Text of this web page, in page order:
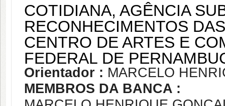
COTIDIANA, AGÊNCIA
RECONHECIMENTOS
CENTRO DE ARTES E
FEDERAL DE
Orientador : MARCELO
MEMBROS DA BANCA :